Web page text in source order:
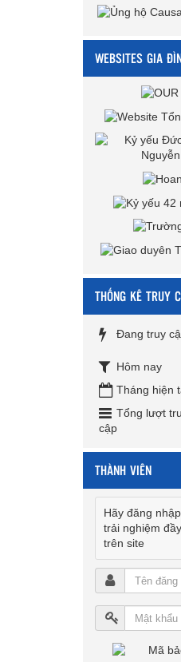
WEBSITES GIA
THỐNG KÊ TRUY
Đang truy
Hôm nay
Tháng hiện
Tổng lượt
cập
THÀNH VIÊN
Hãy đăng
trải nghiệm
trên site